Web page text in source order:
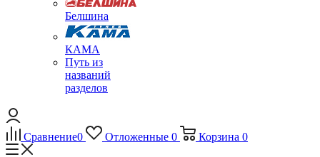
Белшина
КАМА
Путь из
названий
разделов
Сравнение0 Отложенные 0 Корзина 0